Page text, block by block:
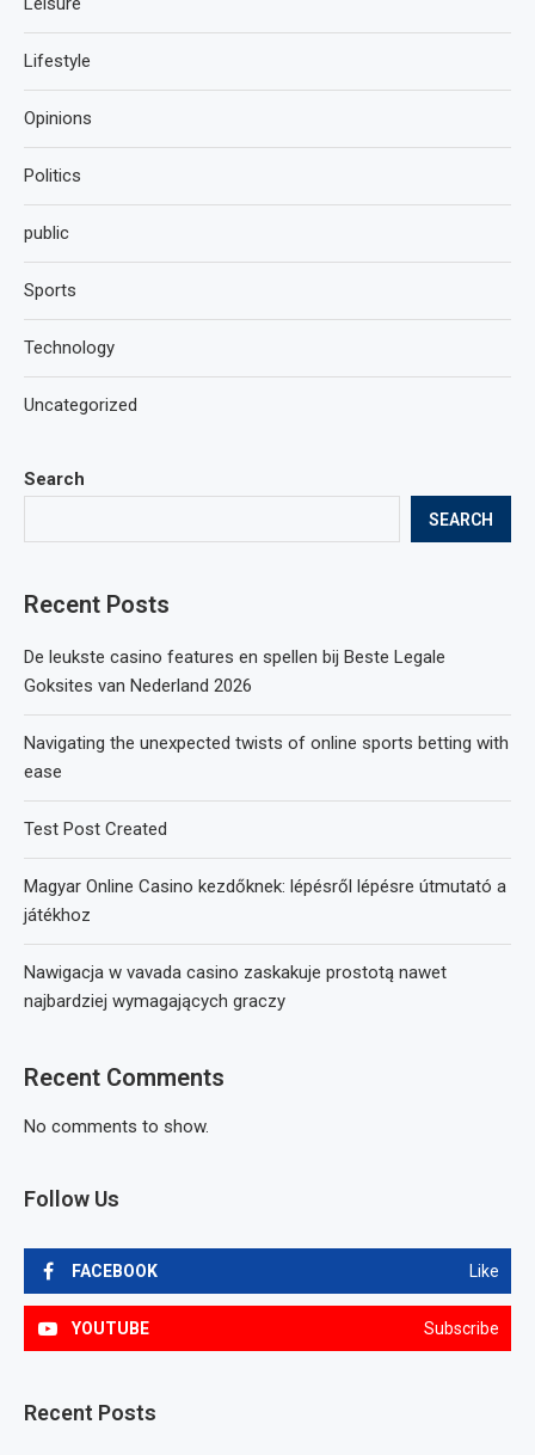
Search
SEARCH
Recent Posts
De leukste casino features en spellen bij Beste Legale
Goksites van Nederland 2026
Navigating the unexpected twists of online sports betting with
ease
Test Post Created
Magyar Online Casino kezdőknek: lépésről lépésre útmutató a
játékhoz
Nawigacja w vavada casino zaskakuje prostotą nawet
najbardziej wymagających graczy
Recent Comments
No comments to show.
Follow Us
FACEBOOK Like
YOUTUBE Subscribe
Recent Posts
Lifestyle
Opinions
Politics
public
Sports
Technology
Uncategorized